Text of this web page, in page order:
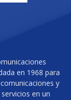
en 1968 para
y
en un